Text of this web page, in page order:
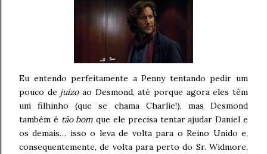
Eu entendo perfeitamente a Penny tentando pedir um
pouco de juízoao Desmond, até porque agora eles têm
um filhinho (que se chama Charlie!), mas Desmond
também é tão bom que ele precisa tentar ajudar Daniel e
os demais… isso o leva de volta para o Reino Unido e,
consequentemente, de volta para perto do Sr. Widmore,